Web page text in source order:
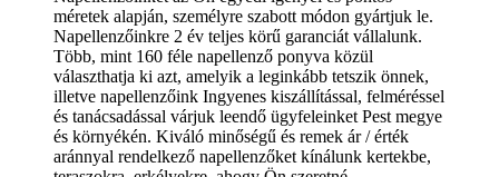
méretek alapján, személyre szabott módon gyártjuk le.
Napellenzőinkre 2 év teljes körű garanciát vállalunk.
Több, mint 160 féle napellenző ponyva közül
választhatja ki azt, amelyik a leginkább tetszik önnek,
illetve napellenzőink Ingyenes kiszállítással, felméréssel
és tanácsadással várjuk leendő ügyfeleinket Pest megye
és környékén. Kiváló minőségű és remek ár / érték
aránnyal rendelkező napellenzőket kínálunk kertekbe,